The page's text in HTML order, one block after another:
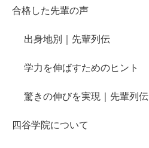
合格した先輩の声
出身地別｜先輩列伝
学力を伸ばすためのヒント
驚きの伸びを実現｜先輩列伝
四谷学院について